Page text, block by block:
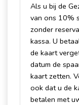
Als u bij de
van ons 10%
zonder
kassa. U
de kaart
datum de
kaart zetten.
ook dat u de
betalen met